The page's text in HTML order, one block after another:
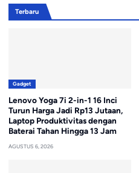
Terbaru
Gadget
Lenovo Yoga 7i 2-in-1 16 Inci
Turun Harga Jadi Rp13 Jutaan,
Laptop Produktivitas dengan
Baterai Tahan Hingga 13 Jam
AGUSTUS 6, 2026